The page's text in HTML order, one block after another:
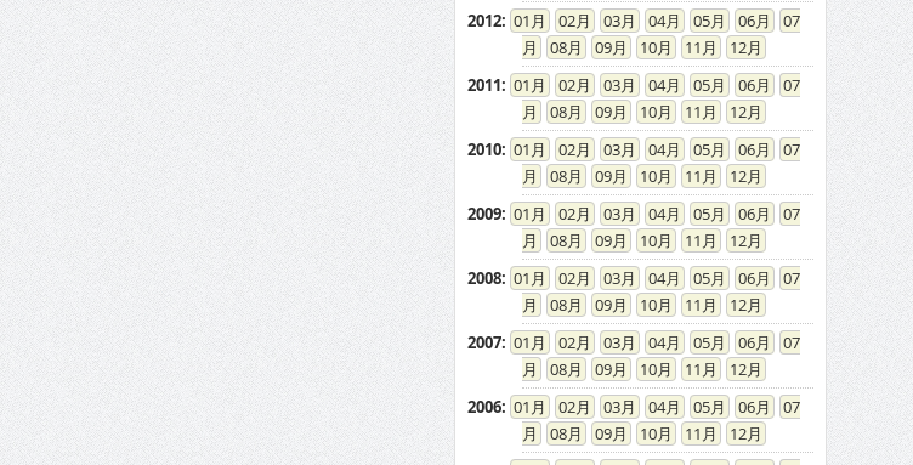
2012: 01 02 03 04 05 06
07
08
09 10 11
12
2011: 01 02 03 04 05 06
07
08
09 10 11
12
2010: 01 02 03 04 05 06
07
08
09 10 11
12
2009: 01 02 03 04 05 06
07
08
09 10 11
12
2008: 01 02 03 04 05 06
07
08
09 10 11
12
2007: 01 02 03 04 05 06
07
08
09 10 11
12
2006: 01 02 03 04 05 06
07
08
09 10 11
12